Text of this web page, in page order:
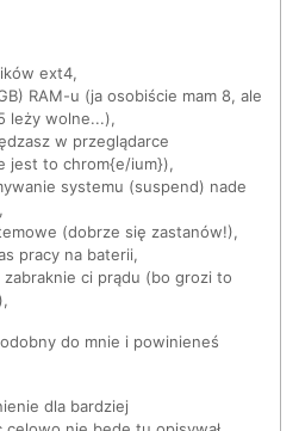
ext4,
RAM-u (ja osobiście mam 8, ale
leży wolne...),
w przeglądarce
jest to chrom{e/ium}),
systemu (suspend) nade
(dobrze się zastanów!),
pracy na baterii,
ci prądu (bo grozi to
do mnie i powinieneś
dla bardziej